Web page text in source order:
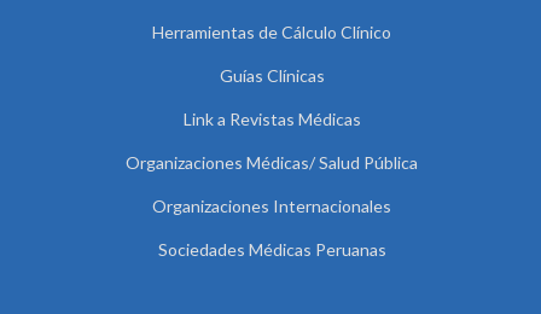
Herramientas de Cálculo Clínico
Guías Clínicas
Link a Revistas Médicas
Organizaciones Médicas/ Salud Pública
Organizaciones Internacionales
Sociedades Médicas Peruanas